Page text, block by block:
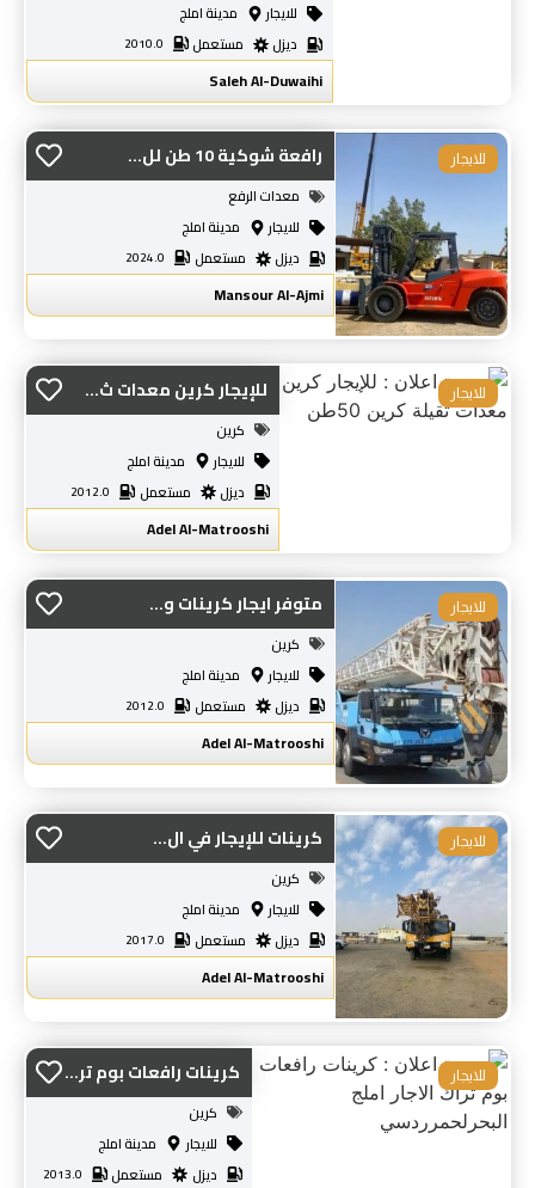
للايجار
مدينة املج
ديزل
مستعمل 2010.0
Saleh Al-Duwaihi
رافعة شوكية 10 طن لل...
معدات الرفع
للايجار
مدينة املج
ديزل
مستعمل 2024.0
Mansour Al-Ajmi
للايجار
للإيجار كرين معدات ث...
كرين
للايجار
مدينة املج
ديزل
مستعمل 2012.0
Adel Al-Matrooshi
للايجار
متوفر ايجار كرينات و...
كرين
للايجار
مدينة املج
ديزل
مستعمل 2012.0
Adel Al-Matrooshi
للايجار
كرينات للإيجار في ال...
كرين
للايجار
مدينة املج
ديزل
مستعمل 2017.0
Adel Al-Matrooshi
للايجار
كرينات رافعات بوم تر...
كرين
للايجار
مدينة املج
ديزل
مستعمل 2013.0
للايجار